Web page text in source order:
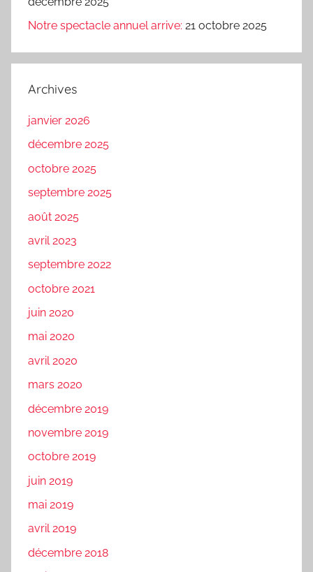
Notre spectacle annuel arrive: 21 octobre 2025
Archives
janvier 2026
décembre 2025
octobre 2025
septembre 2025
août 2025
avril 2023
septembre 2022
octobre 2021
juin 2020
mai 2020
avril 2020
mars 2020
décembre 2019
novembre 2019
octobre 2019
juin 2019
mai 2019
avril 2019
décembre 2018